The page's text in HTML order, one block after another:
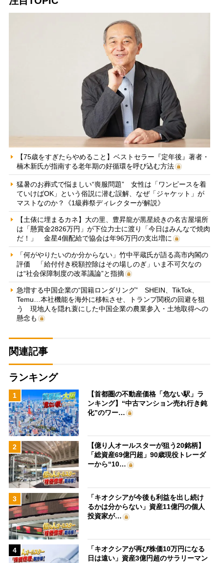
【75歳をすぎたらやめること】ベストセラー『定年後』著者・
楠木新氏が指南する老年期の好循環を呼び込む方法
猛暑のお葬式で悩ましい“喪服問題” 女性は「ワンピースを着
ていけばOK」という俗説に潜む誤解、なぜ「ジャケット」が
マストなのか？《1級葬祭ディレクターが解説》
【土俵に埋まるカネ】大の里、豊昇龍が黒星続きの名古屋場所
は「懸賞金2826万円」が下位力士に渡り「今日はみんなで焼肉
だ！」 金星4個配給で協会は年96万円の支出増に
「何がやりたいのか分からない」竹中平蔵氏が語る高市内閣の
評価 「給付付き税額控除はその場しのぎ」いま不可欠なの
は“社会保障制度の改革議論”と指摘
急増する中国企業の“国籍ロンダリング” SHEIN、TikTok、
Temu…本社機能を海外に移転させ、トランプ関税の回避を狙
う 現地人を隠れ蓑にした中国企業の農業参入・土地取得への
懸念も
関連記事
ランキング
1
【首都圏の不動産価格「危ない駅」ラ
ンキング】“中古マンション売れ行き鈍
化”のワー…
2
【億り人オールスターが狙う20銘柄】
「総資産69億円超」90歳現役トレーダ
ーから“10…
3
「キオクシアが今後も利益を出し続け
るかは分からない」資産11億円の個人
投資家が…
4
「キオクシアが再び株価10万円になる
日は遠い」資産3億円超のサラリーマン